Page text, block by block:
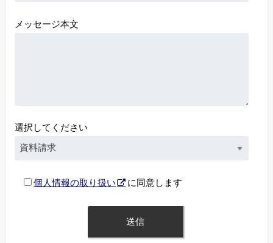
メッセージ本文
選択してください
個人情報の取り扱い に同意します